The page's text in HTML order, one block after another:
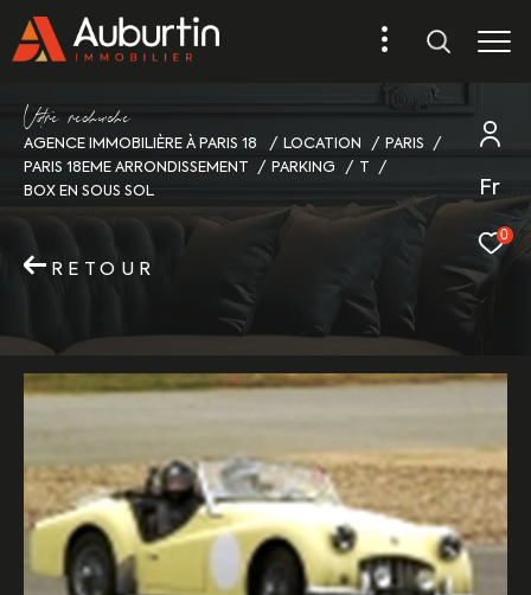
Fr
0
Vore recece
AGENCE IMMOBILIÈRE À PARIS 18 LOCATION
PARIS
PARIS 18EME ARRONDISSEMENT
PARKING
T
BOX EN SOUS SOL
RETOUR